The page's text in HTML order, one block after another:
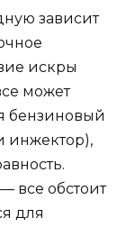
зависит
искры
может
бензиновый
инжектор),
все обстоит
для